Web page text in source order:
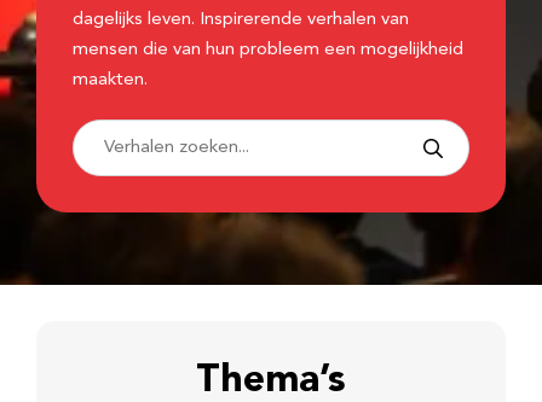
dagelijks leven. Inspirerende verhalen van
mensen die van hun probleem een mogelijkheid
maakten.
Thema’s